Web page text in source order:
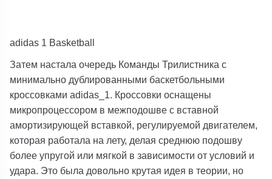
adidas 1 Basketball
Затем настала очередь Команды Трилистника с
минимально дублированными баскетбольными
кроссовками adidas_1. Кроссовки оснащены
микропроцессором в межподошве с вставной
амортизирующей вставкой, регулируемой двигателем,
которая работала на лету, делая среднюю подошву
более упругой или мягкой в ​​зависимости от условий и
удара. Это была довольно крутая идея в теории, но